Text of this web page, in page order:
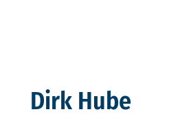
Dirk Hube